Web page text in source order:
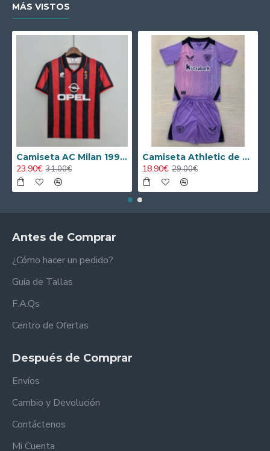
MÁS VISTOS
Camiseta AC Milan 1995/1996 Local Retro
23.90€ 31.00€
Camiseta Athletic de Bilbao 2024/2025 Alternativo Niño Kit
18.90€ 29.00€
Antes de Comprar
¿Cómo hacer un pedido?
Guía de Tallas
F.A.Qs
Centro de Ofertas
Después de Comprar
Envíos
Cambio y Devolución
Contáctenos
Mi Cuenta